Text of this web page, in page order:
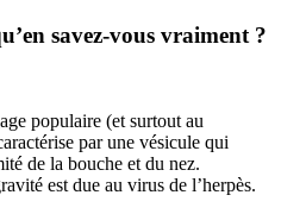
savez-vous vraiment ?
populaire (et surtout au
par une vésicule qui
de la bouche et du nez.
est due au virus de l’herpès.